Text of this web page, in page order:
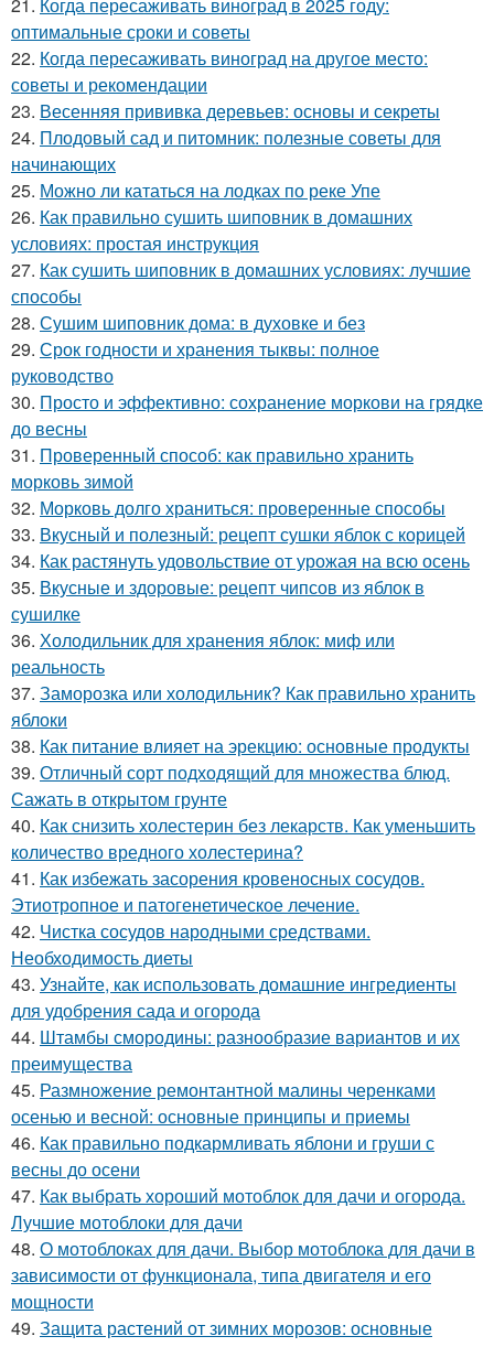
оптимальные сроки и советы
22. Когда пересаживать виноград на другое место:
советы и рекомендации
23. Весенняя прививка деревьев: основы и секреты
24. Плодовый сад и питомник: полезные советы для
начинающих
25. Можно ли кататься на лодках по реке Упе
26. Как правильно сушить шиповник в домашних
условиях: простая инструкция
27. Как сушить шиповник в домашних условиях: лучшие
способы
28. Сушим шиповник дома: в духовке и без
29. Срок годности и хранения тыквы: полное
руководство
30. Просто и эффективно: сохранение моркови на грядке
до весны
31. Проверенный способ: как правильно хранить
морковь зимой
32. Морковь долго храниться: проверенные способы
33. Вкусный и полезный: рецепт сушки яблок с корицей
34. Как растянуть удовольствие от урожая на всю осень
35. Вкусные и здоровые: рецепт чипсов из яблок в
сушилке
36. Холодильник для хранения яблок: миф или
реальность
37. Заморозка или холодильник? Как правильно хранить
яблоки
38. Как питание влияет на эрекцию: основные продукты
39. Отличный сорт подходящий для множества блюд.
Сажать в открытом грунте
40. Как снизить холестерин без лекарств. Как уменьшить
количество вредного холестерина?
41. Как избежать засорения кровеносных сосудов.
Этиотропное и патогенетическое лечение.
42. Чистка сосудов народными средствами.
Необходимость диеты
43. Узнайте, как использовать домашние ингредиенты
для удобрения сада и огорода
44. Штамбы смородины: разнообразие вариантов и их
преимущества
45. Размножение ремонтантной малины черенками
осенью и весной: основные принципы и приемы
46. Как правильно подкармливать яблони и груши с
весны до осени
47. Как выбрать хороший мотоблок для дачи и огорода.
Лучшие мотоблоки для дачи
48. О мотоблоках для дачи. Выбор мотоблока для дачи в
зависимости от функционала, типа двигателя и его
мощности
49. Защита растений от зимних морозов: основные